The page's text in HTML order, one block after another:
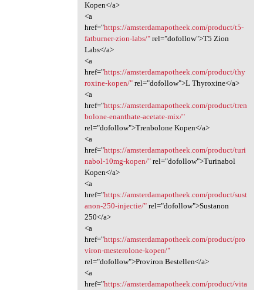
Kopen</a>
<a
href="https://amsterdamapotheek.com/product/t5-
fatburner-zion-labs/"rel="dofollow">T5 Zion
Labs</a>
<a
href="https://amsterdamapotheek.com/product/thy
roxine-kopen/"rel="dofollow">L Thyroxine</a>
<a
href="https://amsterdamapotheek.com/product/tren
bolone-enanthate-acetate-mix/"
rel="dofollow">Trenbolone Kopen</a>
<a
href="https://amsterdamapotheek.com/product/turi
nabol-10mg-kopen/"rel="dofollow">Turinabol
Kopen</a>
<a
href="https://amsterdamapotheek.com/product/sust
anon-250-injectie/"rel="dofollow">Sustanon
250</a>
<a
href="https://amsterdamapotheek.com/product/pro
viron-mesterolone-kopen/"
rel="dofollow">Proviron Bestellen</a>
<a
href="https://amsterdamapotheek.com/product/vita